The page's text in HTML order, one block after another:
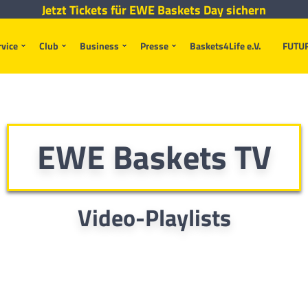
Club Business Presse Baskets4Life e.V.
Jetzt Tickets für EWE Baskets Day sichern
EWE Baskets TV
Video-Playlists